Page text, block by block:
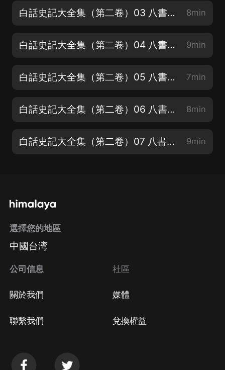
白話史記大全集（第二卷）03 八書之禮書 8min
白話史記大全集（第二卷）04 八書之樂書 9min
白話史記大全集（第二卷）05 八書之樂書 7min
白話史記大全集（第二卷）06 八書之樂書 8min
白話史記大全集（第二卷）07 八書之樂書 9min
選擇您的地區
中國台湾
公司信息
關於我們
聯繫我們
社區
媒體
兌換權益